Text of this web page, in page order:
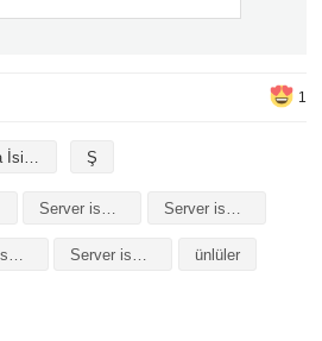
1
Farsça İsimler Ş
Server isminin kökeni Server isminin numerolojisi ünlüler